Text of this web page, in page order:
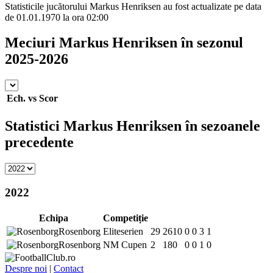
Statisticile jucătorului Markus Henriksen au fost actualizate pe data
de 01.01.1970 la ora 02:00
Meciuri Markus Henriksen în sezonul
2025-2026
Ech. vs Scor
Statistici Markus Henriksen în sezoanele
precedente
2022
Echipa
Competiție
Rosenborg Eliteserien 29 2610 0 0 3 1
Rosenborg NM Cupen 2 180 0 0 1 0
Despre noi | Contact